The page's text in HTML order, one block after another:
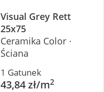
Visual Grey Rett
25x75
Ceramika Color ⋅
Ściana
1 Gatunek
43,84 zł/m2